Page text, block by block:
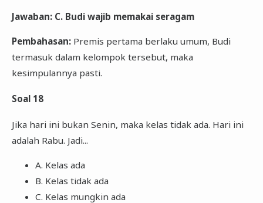
Jawaban: C. Budi wajib memakai seragam
Pembahasan:Premis pertama berlaku umum, Budi
termasuk dalam kelompok tersebut, maka
kesimpulannya pasti.
Soal 18
Jika hari ini bukan Senin, maka kelas tidak ada. Hari ini
adalah Rabu. Jadi...
A. Kelas ada
B. Kelas tidak ada
C. Kelas mungkin ada